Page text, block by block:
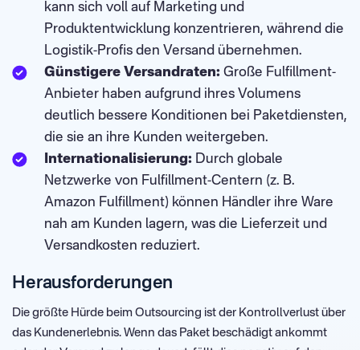
kann sich voll auf Marketing und
Produktentwicklung konzentrieren, während die
Logistik-Profis den Versand übernehmen.
Günstigere Versandraten: Große Fulfillment-
Anbieter haben aufgrund ihres Volumens
deutlich bessere Konditionen bei Paketdiensten,
die sie an ihre Kunden weitergeben.
Internationalisierung: Durch globale
Netzwerke von Fulfillment-Centern (z. B.
Amazon Fulfillment) können Händler ihre Ware
nah am Kunden lagern, was die Lieferzeit und
Versandkosten reduziert.
Herausforderungen
Die größte Hürde beim Outsourcing ist der Kontrollverlust über
das Kundenerlebnis. Wenn das Paket beschädigt ankommt